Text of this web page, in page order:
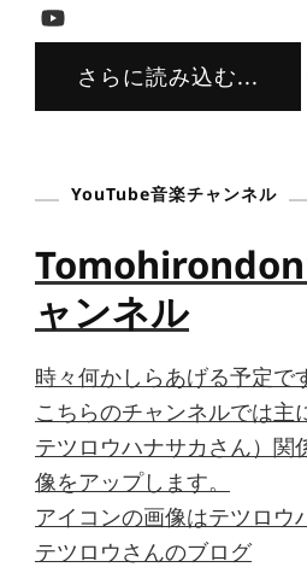
さらに読み込む...
YouTube音楽チャンネル
ャンネル
時々何かしらあげる予定で
こちらのチャンネルでは主
テツロウハナサカさん）関
像をアップします。
アイコンの画像はテツロウ
テツロウさんのブログ